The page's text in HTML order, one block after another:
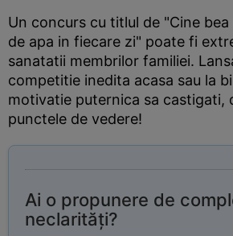
Un concurs cu titlul de "Cine
de apa in fiecare zi" poate fi
sanatatii membrilor familiei.
competitie inedita acasa sau la
motivatie puternica sa castigati,
punctele de vedere!
Ai o propunere de
neclarități?